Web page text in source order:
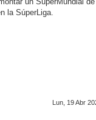
la SúperLiga.
Lun, 19 Abr